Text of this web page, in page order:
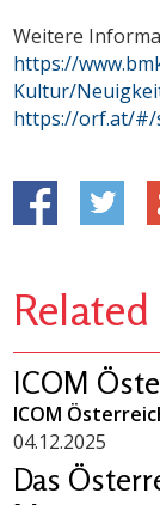
Weitere
https://
Kultur/
https://orf.at/#/
ICOM
ICOM
04.12.2025
Das